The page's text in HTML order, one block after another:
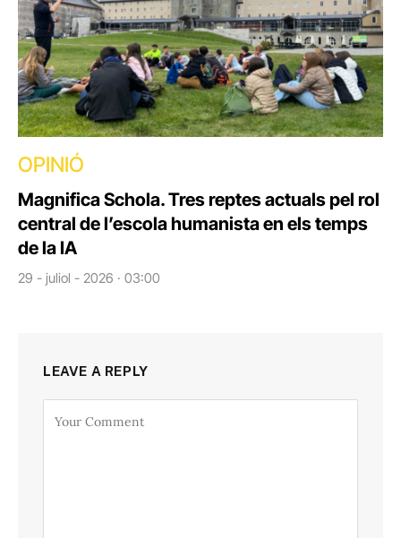
OPINIÓ
Magnifica Schola. Tres reptes actuals pel rol
central de l’escola humanista en els temps
de la IA
29 - juliol - 2026 · 03:00
LEAVE A REPLY